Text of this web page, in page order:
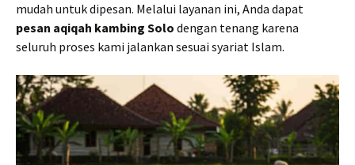
mudah untuk dipesan. Melalui layanan ini, Anda dapat
pesan aqiqah kambing Solo dengan tenang karena
seluruh proses kami jalankan sesuai syariat Islam.